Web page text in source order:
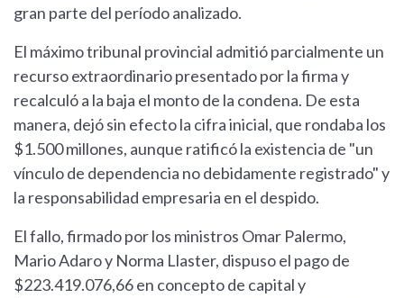
gran parte del período analizado.
El máximo tribunal provincial admitió parcialmente un
recurso extraordinario presentado por la firma y
recalculó a la baja el monto de la condena. De esta
manera, dejó sin efecto la cifra inicial, que rondaba los
$1.500 millones, aunque ratificó la existencia de "un
vínculo de dependencia no debidamente registrado" y
la responsabilidad empresaria en el despido.
El fallo, firmado por los ministros Omar Palermo,
Mario Adaro y Norma Llaster, dispuso el pago de
$223.419.076,66 en concepto de capital y